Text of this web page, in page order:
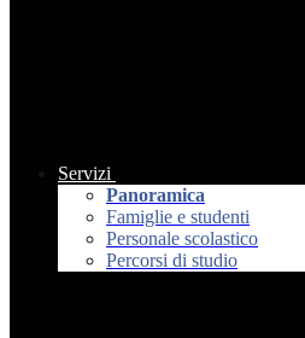
Servizi
Panoramica
Famiglie e studenti
Personale scolastico
Percorsi di studio